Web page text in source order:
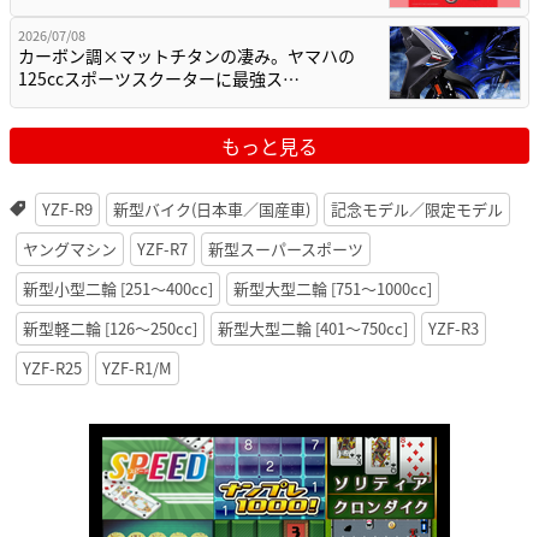
2026/07/08
カーボン調×マットチタンの凄み。ヤマハの
125ccスポーツスクーターに最強ス…
もっと見る
YZF-R9 新型バイク(日本車／国産車)
記念モデル／限定モデル
ヤングマシン
YZF-R7
新型スーパースポーツ
新型小型二輪 [251〜400cc]
新型大型二輪 [751〜1000cc]
新型軽二輪 [126〜250cc]
新型大型二輪 [401〜750cc]
YZF-R3
YZF-R25
YZF-R1/M